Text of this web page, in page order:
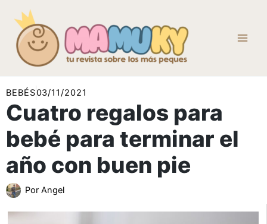
contenido
BEBÉS03/11/2021
Cuatro regalos para
bebé para terminar el
año con buen pie
Por Angel